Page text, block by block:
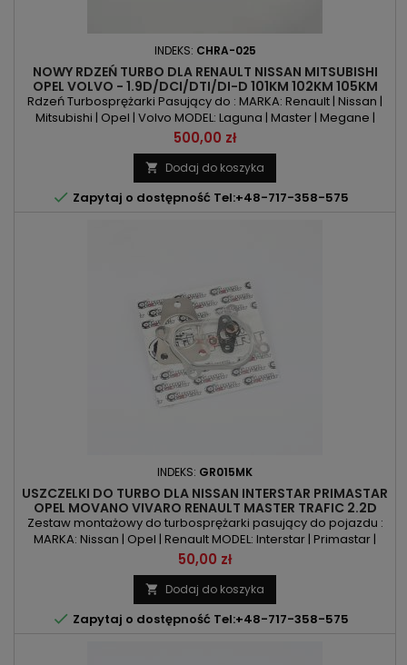
INDEKS: CHRA-025
NOWY RDZEŃ TURBO DLA RENAULT NISSAN MITSUBISHI
OPEL VOLVO - 1.9D/DCI/DTI/DI-D 101KM 102KM 105KM
Rdzeń Turbosprężarki Pasujący do : MARKA: Renault | Nissan |
Mitsubishi | Opel | Volvo MODEL: Laguna | Master | Megane |
Scenic | Trafic | Carisma | Space Star | Primiera | Primastar |
Movano | Vivaro | S40 | V40 KOD SILNIKA: F8Q | F9Q
POJEMNOŚĆ: 1870 ccm 1.9D/DCI/DTI/DI-D MOC: 101KM/74kW |
102KM/75kW / 105KM/77kW UWAGA: Rdzeń pasuje tylko do...
Cena
500,00 zł
 Dodaj do koszyka
 Zapytaj o dostępność Tel:+48-717-358-575
INDEKS: GR015MK
USZCZELKI DO TURBO DLA NISSAN INTERSTAR PRIMASTAR
OPEL MOVANO VIVARO RENAULT MASTER TRAFIC 2.2D
2.5D 90KM 101KM 115KM 135KM
Zestaw montażowy do turbosprężarki pasujący do pojazdu :
MARKA: Nissan | Opel | Renault MODEL: Interstar | Primastar |
Movano | Vivaro | Master | Trafic KOD SILNIKA: G9T 720 | G9T 722
| G9T 750 | G9U 720 | G9U 724 | G9U 730 | G9U 750 | G9U 754
POJEMNOŚĆ: 2188ccm 2.2dCi/DTI | 2463ccm 2.5dCi/DTI
2464ccm 2.5dCi/DTI MOC: 90KM/66kW | 101KM/74kW |
115KM/84kW |...
Cena
50,00 zł
 Dodaj do koszyka
 Zapytaj o dostępność Tel:+48-717-358-575